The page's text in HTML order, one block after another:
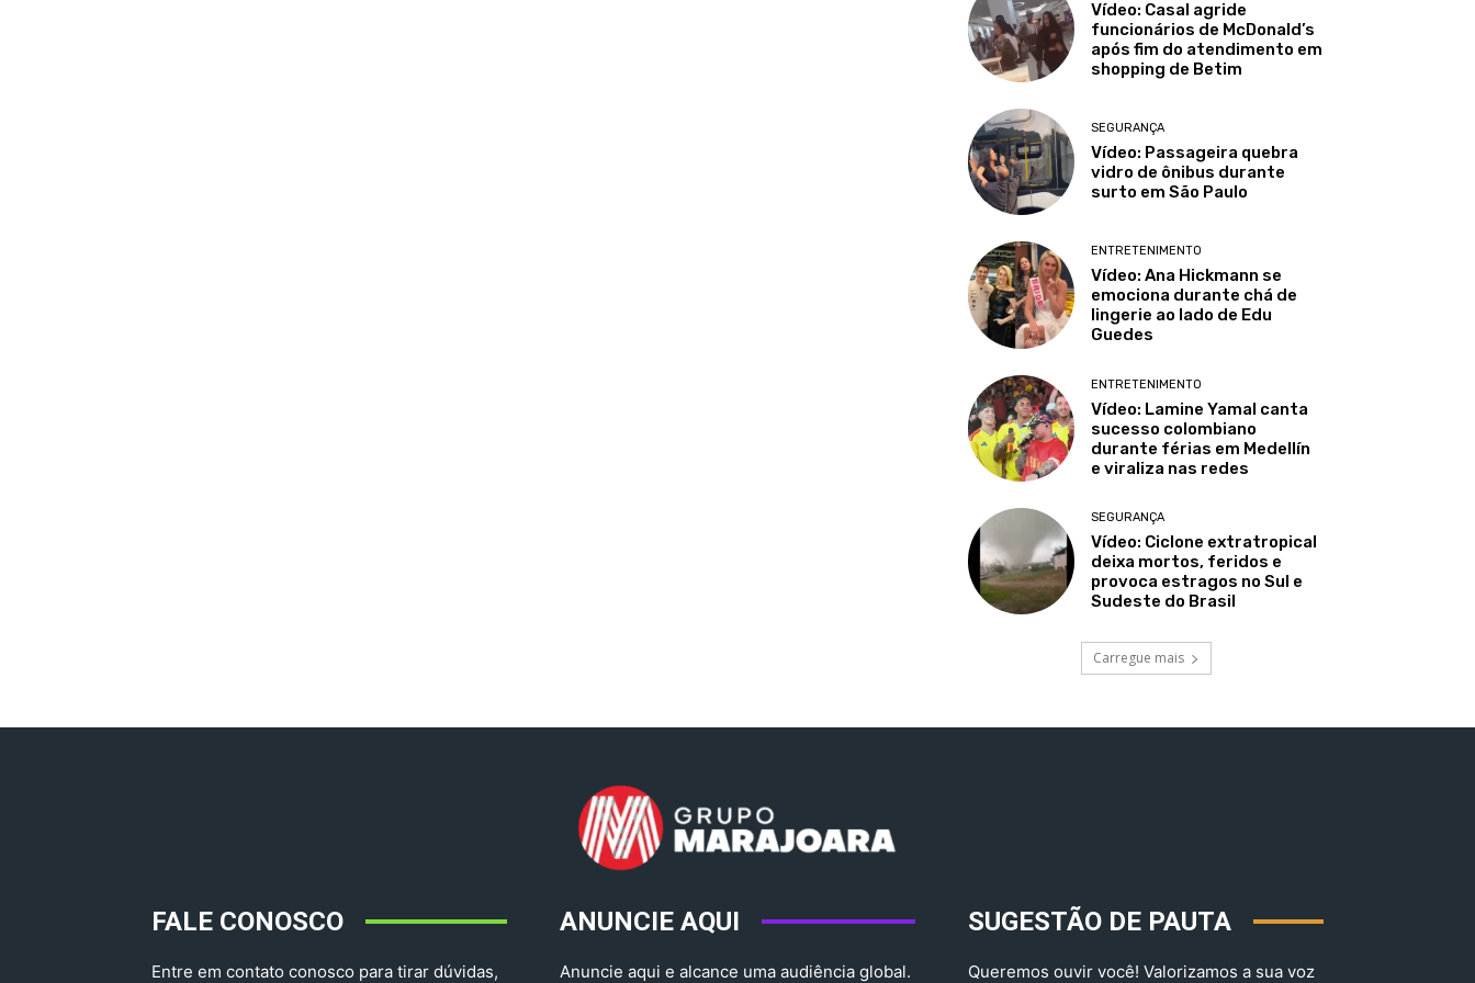
Vídeo: Casal agride
funcionários de McDonald’s
após fim do atendimento em
shopping de Betim
SEGURANÇA
Vídeo: Passageira quebra
vidro de ônibus durante
surto em São Paulo
ENTRETENIMENTO
Vídeo: Ana Hickmann se
emociona durante chá de
lingerie ao lado de Edu
Guedes
ENTRETENIMENTO
Vídeo: Lamine Yamal canta
sucesso colombiano
durante férias em Medellín
e viraliza nas redes
SEGURANÇA
Vídeo: Ciclone extratropical
deixa mortos, feridos e
provoca estragos no Sul e
Sudeste do Brasil
Carregue mais
FALE CONOSCO
Entre em contato conosco para tirar dúvidas,
ANUNCIE AQUI
Anuncie aqui e alcance uma audiência global.
SUGESTÃO DE PAUTA
Queremos ouvir você! Valorizamos a sua voz